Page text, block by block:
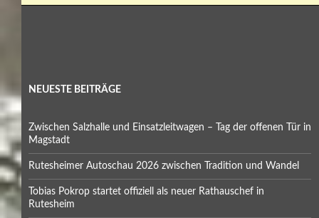
NEUESTE BEITRÄGE
Zwischen Salzhalle und Einsatzleitwagen – Tag der offenen Tür in
Magstadt
Rutesheimer Autoschau 2026 zwischen Tradition und Wandel
Tobias Pokrop startet offiziell als neuer Rathauschef in
Rutesheim